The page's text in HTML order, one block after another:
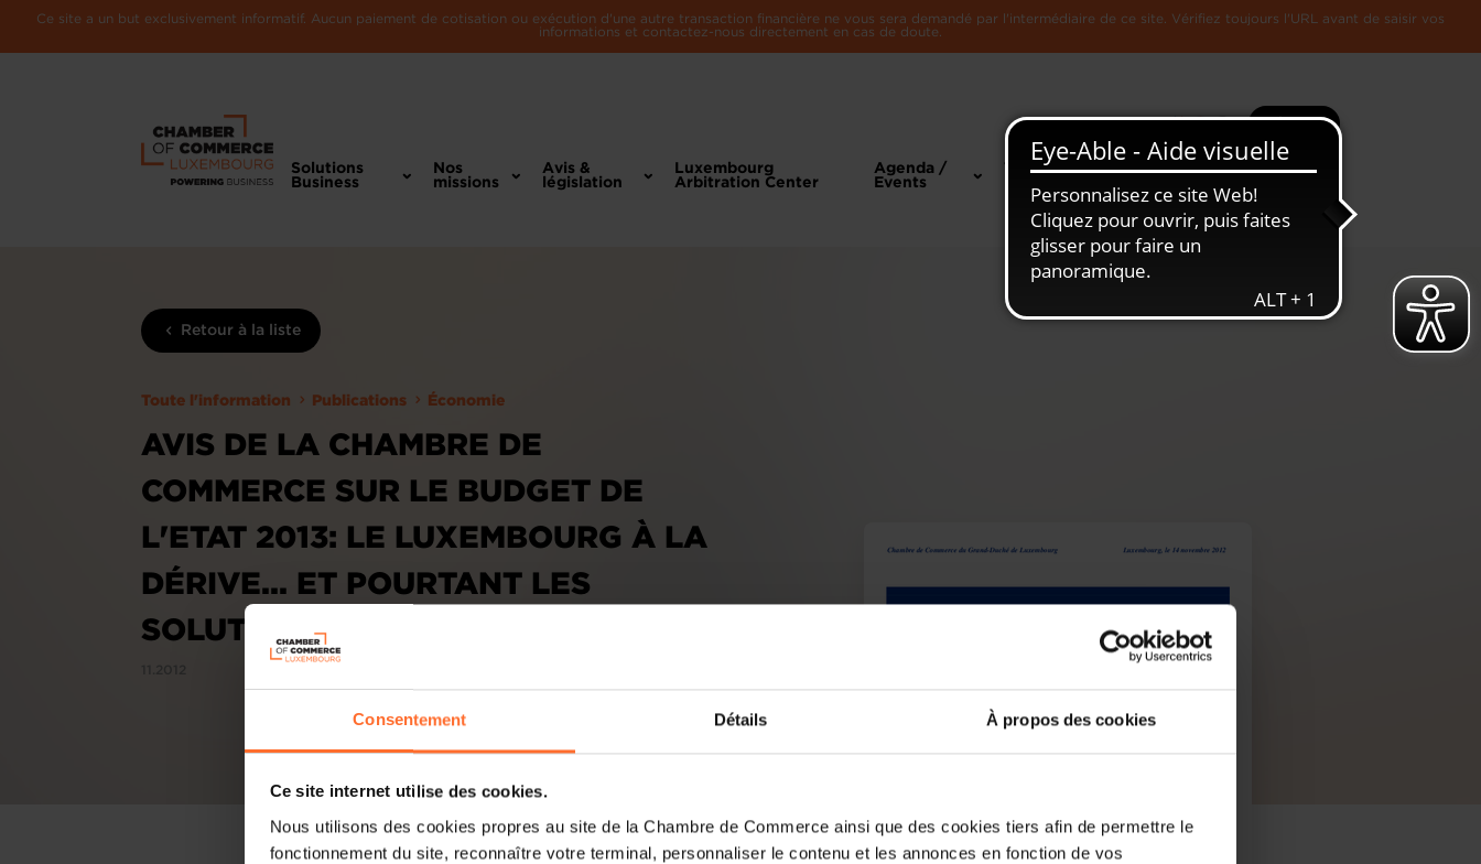
Consentement Détails À propos des cookies
Ce site internet utilise des cookies.
Nous utilisons des cookies propres au site de la Chambre de Commerce ainsi que des cookies tiers afin de permettre le
fonctionnement du site, reconnaître votre terminal, personnaliser le contenu et les annonces en fonction de vos
Ce site a un but exclusivement informatif. Aucun paiement de cotisation ou exécution d'une autre transaction financière ne vous sera demandé par l'intermédiaire de ce site. Vérifiez toujours l'URL avant de saisir vos
informations et contactez-nous directement en cas de doute.
Recherche Plus
Solutions
Business
Nos
missions
Avis &
législation
Luxembourg
Arbitration Center
Agenda /
Events
Toute
L'Economie
Retour à la liste
Toute l'information Publications Économie
AVIS DE LA CHAMBRE DE
COMMERCE SUR LE BUDGET DE
L'ETAT 2013: LE LUXEMBOURG À LA
DÉRIVE... ET POURTANT LES
SOLUTIONS EXISTENT!